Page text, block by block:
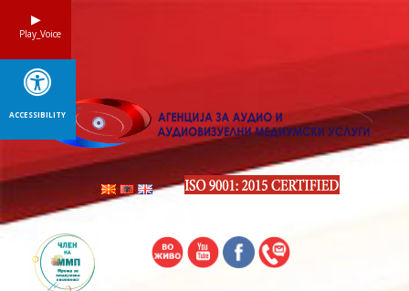
Play_Voice
ACCESSIBILITY